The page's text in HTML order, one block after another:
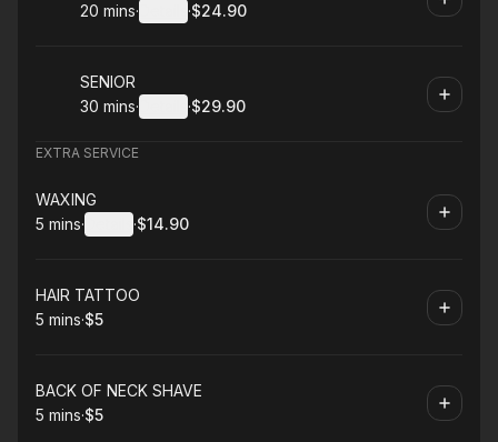
.Duration:
20 mins· ·
.Price:
$24.90
Book
SENIOR
.Duration:
30 mins· ·
.Price:
$29.90
EXTRA SERVICE
Book
WAXING
. Duration:
5 mins· ·
. Price
$14.90
Book
HAIR TATTOO
. Duration
5 mins·
.Price
$5
Book
BACK OF NECK SHAVE
. Duration
5 mins·
.Price
$5